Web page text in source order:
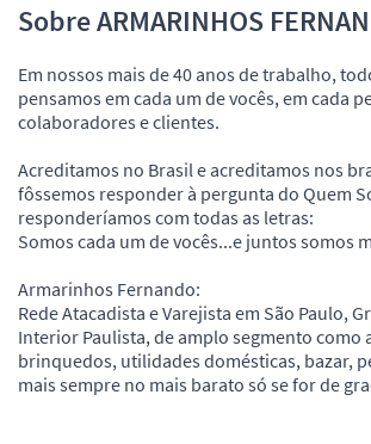
Sobre ARMARINHOS
Em nossos mais de 40 anos de trabalho,
pensamos em cada um de vocês, em cada
colaboradores e clientes.
Acreditamos no Brasil e acreditamos nos
fôssemos responder à pergunta do Quem
responderíamos com todas as letras:
Somos cada um de vocês...e juntos somos
Armarinhos Fernando:
Rede Atacadista e Varejista em São Paulo,
Interior Paulista, de amplo segmento como
brinquedos, utilidades domésticas, bazar,
mais sempre no mais barato só se for de